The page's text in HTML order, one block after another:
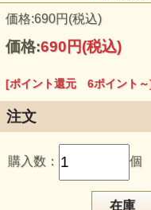
価格:690円(税込)
価格:690円(税込)
[ポイント還元 6ポイント
注文
購入数： 個
在庫